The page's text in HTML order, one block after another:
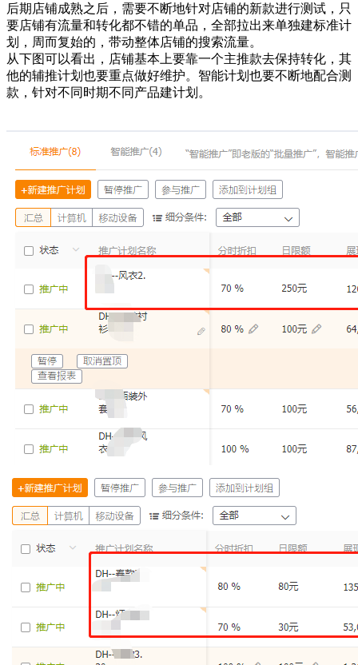
后期店铺成熟之后，需要不断地针对店铺的新款进行测试，只
要店铺有流量和转化都不错的单品，全部拉出来单独建标准计
划，周而复始的，带动整体店铺的搜索流量。
从下图可以看出，店铺基本上要靠一个主推款去保持转化，其
他的辅推计划也要重点做好维护。智能计划也要不断地配合测
款，针对不同时期不同产品建计划。